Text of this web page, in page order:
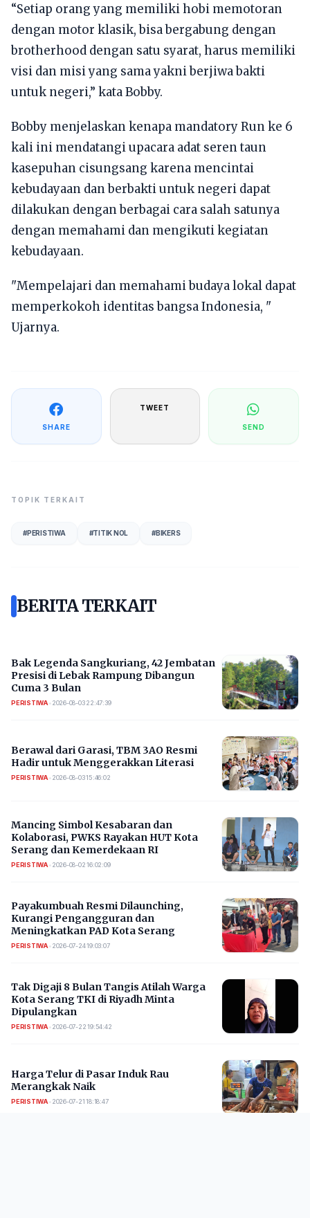
“Setiap orang yang memiliki hobi memotoran
dengan motor klasik, bisa bergabung dengan
brotherhood dengan satu syarat, harus memiliki
visi dan misi yang sama yakni berjiwa bakti
untuk negeri,” kata Bobby.
Bobby menjelaskan kenapa mandatory Run ke 6
kali ini mendatangi upacara adat seren taun
kasepuhan cisungsang karena mencintai
kebudayaan dan berbakti untuk negeri dapat
dilakukan dengan berbagai cara salah satunya
dengan memahami dan mengikuti kegiatan
kebudayaan.
"Mempelajari dan memahami budaya lokal dapat
memperkokoh identitas bangsa Indonesia, "
Ujarnya.
SHARE
TWEET
SEND
TOPIK TERKAIT
#PERISTIWA #TITIK NOL #BIKERS
BERITA TERKAIT
Bak Legenda Sangkuriang, 42 Jembatan
Presisi di Lebak Rampung Dibangun
Cuma 3 Bulan
PERISTIWA• 2026-08-03 22:47:39
Berawal dari Garasi, TBM 3AO Resmi
Hadir untuk Menggerakkan Literasi
PERISTIWA• 2026-08-03 15:46:02
Mancing Simbol Kesabaran dan
Kolaborasi, PWKS Rayakan HUT Kota
Serang dan Kemerdekaan RI
PERISTIWA• 2026-08-02 16:02:09
Payakumbuah Resmi Dilaunching,
Kurangi Pengangguran dan
Meningkatkan PAD Kota Serang
PERISTIWA• 2026-07-24 19:03:07
​Tak Digaji 8 Bulan Tangis Atilah Warga
Kota Serang TKI di Riyadh Minta
Dipulangkan
PERISTIWA• 2026-07-22 19:54:42
Harga Telur di Pasar Induk Rau
Merangkak Naik
PERISTIWA• 2026-07-21 18:18:47